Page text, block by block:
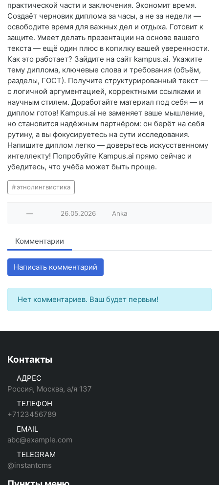
практической части и заключения. Экономит время.
Создаёт черновик диплома за часы, а не за недели —
освободите время для важных дел и отдыха. Готовит к
защите. Умеет делать презентации на основе вашего
текста — ещё один плюс в копилку вашей уверенности.
Как это работает? Зайдите на сайт kampus.ai. Укажите
тему диплома, ключевые слова и требования (объём,
разделы, ГОСТ). Получите структурированный текст —
с логичной аргументацией, корректными ссылками и
научным стилем. Доработайте материал под себя — и
диплом готов! Kampus.ai не заменяет ваше мышление,
но становится надёжным партнёром: он берёт на себя
рутину, а вы фокусируетесь на сути исследования.
Напишите диплом легко — доверьтесь искусственному
интеллекту! Попробуйте Kampus.ai прямо сейчас и
убедитесь, что учёба может быть проще.
этнолингвистика
— 26.05.2026 Anka
Комментарии
Написать комментарий
Нет комментариев. Ваш будет первым!
Контакты
АДРЕС
Россия, Москва, а/я 137
ТЕЛЕФОН
+7123456789
EMAIL
abc@example.com
TELEGRAM
@instantcms